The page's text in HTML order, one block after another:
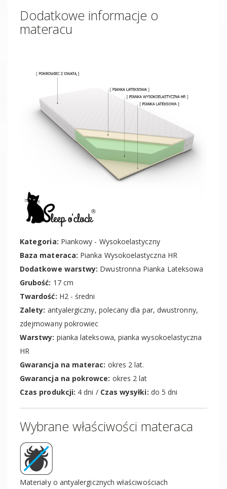
Dodatkowe informacje o
materacu
Kategoria: Piankowy - Wysokoelastyczny
Baza materaca: Pianka Wysokoelastyczna HR
Dodatkowe warstwy: Dwustronna Pianka Lateksowa
Grubość: 17 cm
Twardość: H2 - średni
Zalety: antyalergiczny, polecany dla par, dwustronny,
zdejmowany pokrowiec
Warstwy: pianka lateksowa, pianka wysokoelastyczna
HR
Gwarancja na materac: okres 2 lat.
Gwarancja na pokrowce: okres 2 lat
Czas produkcji: 4 dni / Czas wysyłki: do 5 dni
Wybrane właściwości materaca
Materiały o antyalergicznych właściwościach